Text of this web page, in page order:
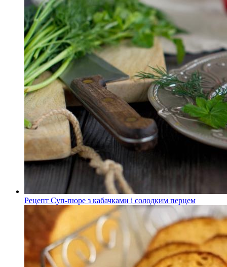
Рецепт Суп-пюре з кабачками і солодким перцем